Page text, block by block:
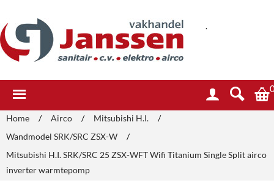
.
Home / Airco / Mitsubishi H.I.
/
Wandmodel SRK/SRC ZSX-W
/
Mitsubishi H.I. SRK/SRC 25 ZSX-WFT Wifi Titanium Single Split airco
inverter warmtepomp